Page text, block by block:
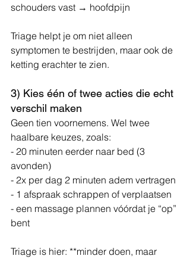
schouders vast → hoofdpijn
Triage helpt je om niet alleen
symptomen te bestrijden, maar ook de
ketting erachter te zien.
3) Kies één of twee acties die echt
verschil maken
Geen tien voornemens. Wel twee
haalbare keuzes, zoals:
- 20 minuten eerder naar bed (3
avonden)
- 2x per dag 2 minuten adem vertragen
- 1 afspraak schrappen of verplaatsen
- een massage plannen vóórdat je “op”
bent
Triage is hier: **minder doen, maar